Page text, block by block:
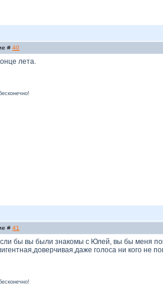
# 40
лета.
# 41
бы вы были знакомы с Юлей, вы бы меня
голоса ни кого не